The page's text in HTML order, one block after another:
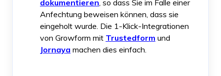
dokumentieren, so dass Sie im Falle einer
Anfechtung beweisen können, dass sie
eingeholt wurde. Die 1-Klick-Integrationen
von Growform mit Trustedform und
Jornaya machen dies einfach.